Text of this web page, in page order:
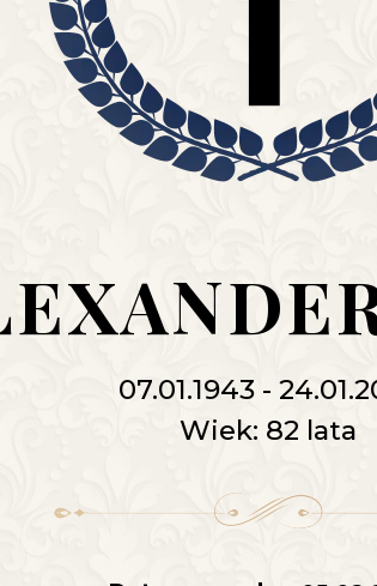
07.01.1943 -
Wiek: 82 lata